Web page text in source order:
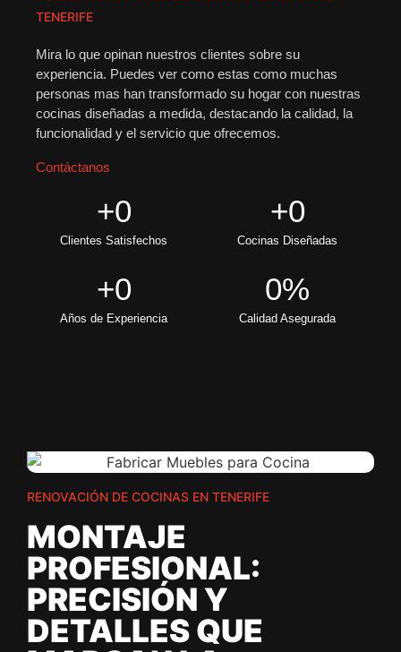
TENERIFE
Mira lo que opinan nuestros clientes sobre su
experiencia. Puedes ver como estas como muchas
personas mas han transformado su hogar con nuestras
cocinas diseñadas a medida, destacando la calidad, la
funcionalidad y el servicio que ofrecemos.
Contáctanos
Clientes Satisfechos
+0
Cocinas Diseñadas
+0
Años de Experiencia
+0
Calidad Asegurada
0%
RENOVACIÓN DE COCINAS EN TENERIFE
MONTAJE
PROFESIONAL:
PRECISIÓN Y
DETALLES QUE